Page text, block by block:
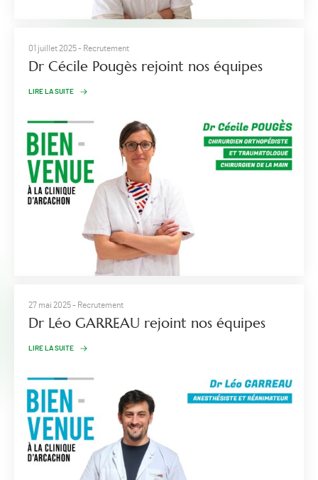
01 juillet 2025- Recrutement
Dr Cécile Pougès rejoint nos équipes
LIRE LA SUITE
27 mai 2025- Recrutement
Dr Léo GARREAU rejoint nos équipes
LIRE LA SUITE